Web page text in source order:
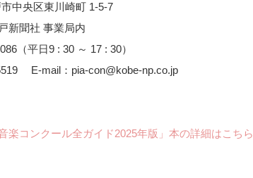
中央区東川崎町 1-5-7
事業局内
（平日9 : 30 ～ 17 : 30）
E-mail：pia-con@kobe-np.co.jp
楽コンクール全ガイド2025年版」本の詳細はこちら